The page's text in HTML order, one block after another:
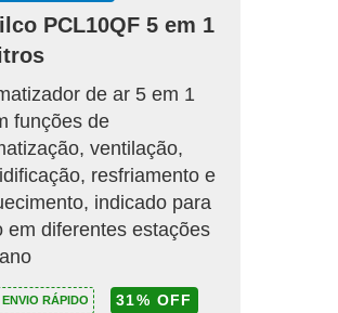
PCL10QF 5 em 1
de ar 5 em 1
funções de
ventilação,
resfriamento e
indicado para
em diferentes estações
ENVIO RÁPIDO 31% OFF